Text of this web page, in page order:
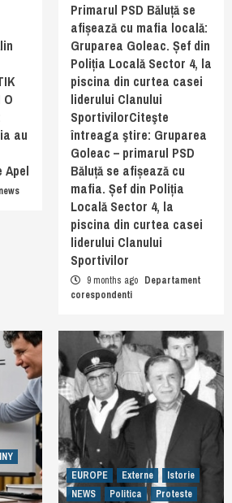
O
au
Apel
Primarul PSD Băluță se
afișează cu mafia locală:
Gruparea Goleac. Șef din
Poliția Locală Sector 4, la
piscina din curtea casei
liderului Clanului
SportivilorCiteşte
întreaga ştire: Gruparea
Goleac – primarul PSD
Băluță se afișează cu
mafia. Șef din Poliția
Locală Sector 4, la
piscina din curtea casei
liderului Clanului
Sportivilor
9 months ago Departament
corespondenti
EUROPE Externe
Istorie
NEWS
Politica Proteste